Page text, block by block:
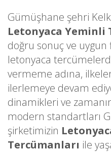
Gümüşhane şehri
Letonyaca Yeminli
doğru sonuç ve uygun
letonyaca
vermeme adına,
ilerlemeye devam
dinamikleri ve zamanın
modern standartları
şirketimizin
Tercümanları ile